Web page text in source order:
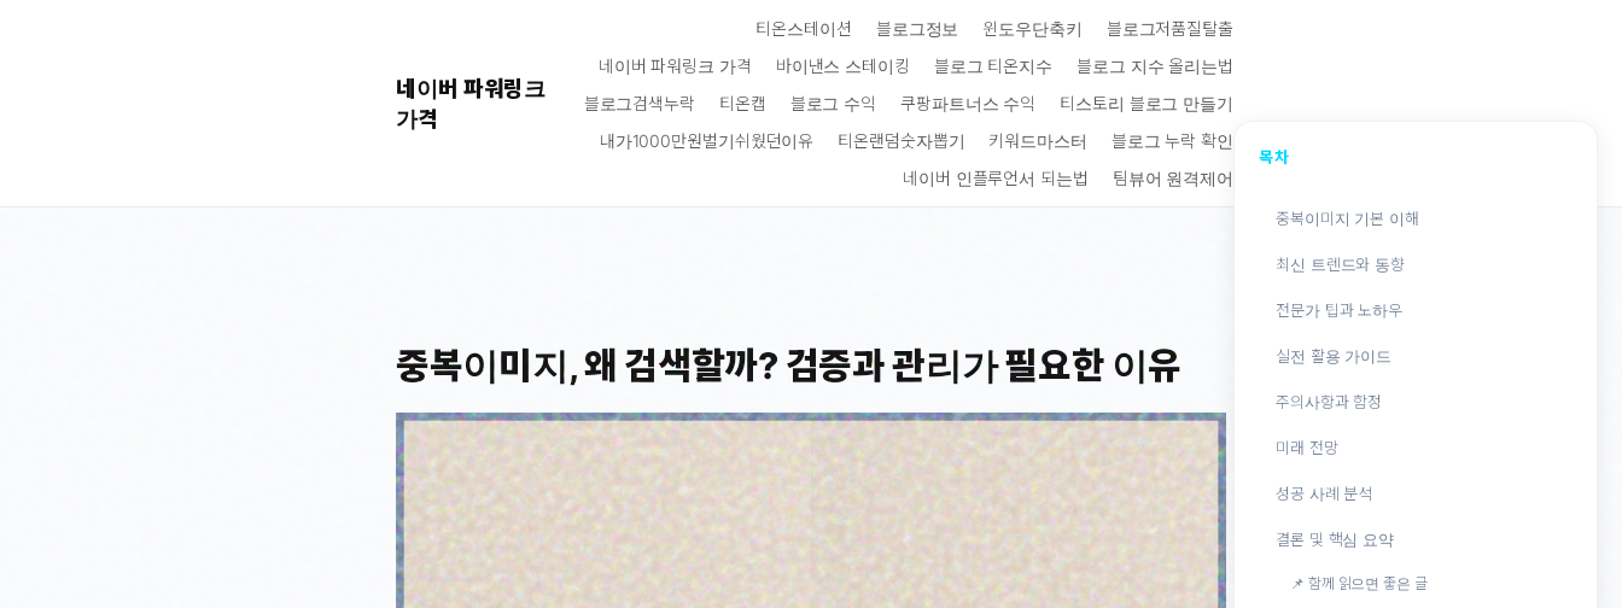
네이버 파워링크
가격
티온스테이션 블로그정보 윈도우단축키
블로그저품질탈출
네이버 파워링크 가격
바이낸스 스테이킹 블로그 티온지수
블로그 지수 올리는법
블로그검색누락
티온캡 블로그 수익 쿠팡파트너스 수익
티스토리 블로그 만들기
내가1000만원벌기쉬웠던이유
티온랜덤숫자뽑기 키워드마스터
블로그 누락 확인
네이버 인플루언서 되는법
팀뷰어 원격제어
중복이미지, 왜 검색할까? 검증과 관리가 필요한 이유
목차
중복이미지 기본 이해
최신 트렌드와 동향
전문가 팁과 노하우
실전 활용 가이드
주의사항과 함정
미래 전망
성공 사례 분석
결론 및 핵심 요약
📌 함께 읽으면 좋은 글